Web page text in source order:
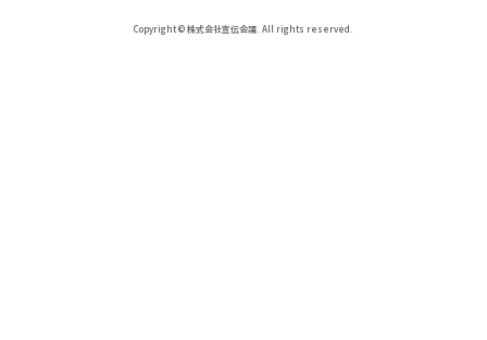
Copyright © 株式会社宣伝会議. All rights reserved.